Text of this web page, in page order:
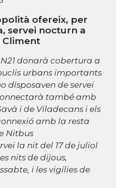
ofereix, per
servei nocturn a
Climent
donarà cobertura a
urbans importants
disposaven de servei
també amb
i de Viladecans i els
amb la resta
Nitbus
la nit del 17 de juliol
nits de dijous,
i les vigílies de